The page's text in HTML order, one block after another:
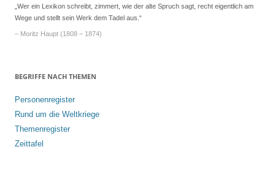
„Wer ein Lexikon schreibt, zimmert, wie der alte Spruch sagt, recht eigentlich am
Wege und stellt sein Werk dem Tadel aus.“
– Moritz Haupt (1808 – 1874)
BEGRIFFE NACH THEMEN
Personenregister
Rund um die Weltkriege
Themenregister
Zeittafel